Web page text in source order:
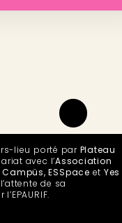
lieu porté par Plateau
avec l’Association
ESSpace et Yes
de sa